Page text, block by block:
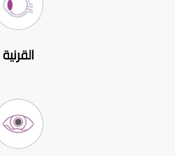
القرنية